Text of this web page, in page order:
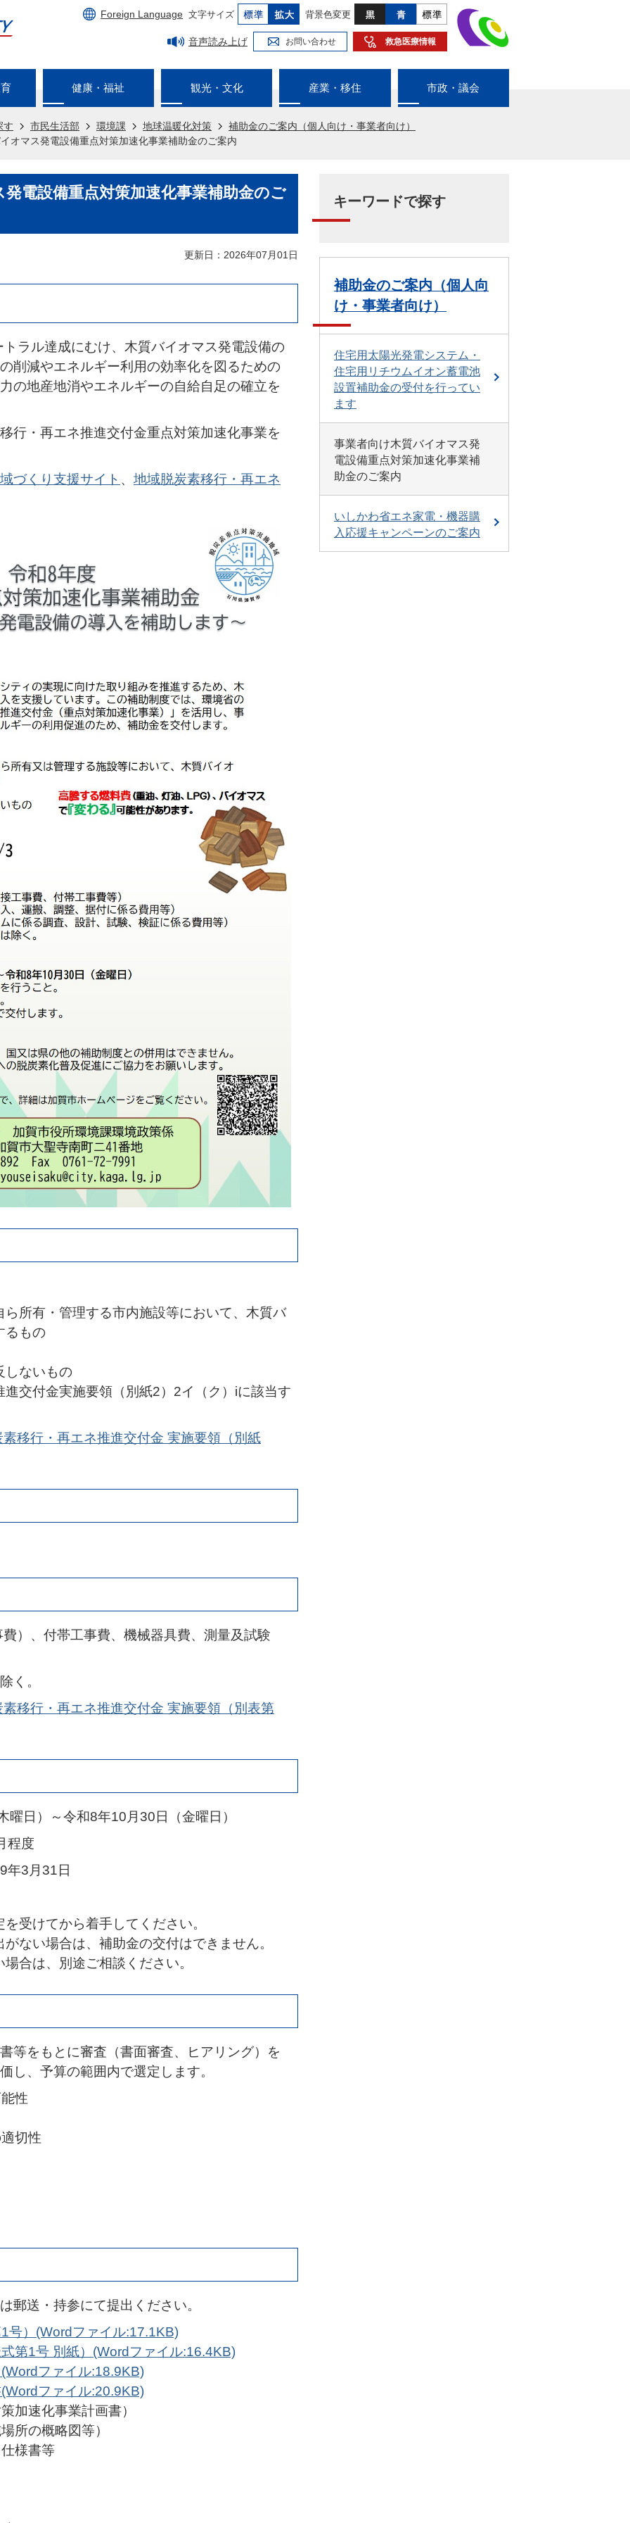
Foreign Language 文字サイズ 背景色変更
音声読み上げ お問い合わせ 救急医療情報
健康・福祉 観光・文化 産業・移住 市政・議会
す 市民生活部 環境課 地球温暖化対策
補助金のご案内（個人向け・事業者向け）
オマス発電設備重点対策加速化事業補助金のご案内
電設備重点対策加速化事業補助金のご
更新日：2026年07月01日
ラル達成にむけ、木質バイオマス発電設備の
削減やエネルギー利用の効率化を図るための
の地産地消やエネルギーの自給自足の確立を
行・再エネ推進交付金重点対策加速化事業を
づくり支援サイト 、 地域脱炭素移行・再エネ
所有・管理する市内施設等において、木質バ
るもの
しないもの
交付金実施要領（別紙2）2イ（ク）iに該当す
移行・再エネ推進交付金 実施要領（別紙
）、付帯工事費、機械器具費、測量及試験
く。
移行・再エネ推進交付金 実施要領（別表第
日）～令和8年10月30日（金曜日）
程度
年3月31日
受けてから着手してください。
ない場合は、補助金の交付はできません。
合は、別途ご相談ください。
等をもとに審査（書面審査、ヒアリング）を
し、予算の範囲内で選定します。
性
切性
郵送・持参にて提出ください。
号）(Wordファイル:17.1KB)
第1号 別紙）(Wordファイル:16.4KB)
ファイル:18.9KB)
ファイル:20.9KB)
加速化事業計画書）
所の概略図等）
様書等
キーワードで探す
補助金のご案内（個人向
け・事業者向け）
住宅用太陽光発電システム・
住宅用リチウムイオン蓄電池
設置補助金の受付を行ってい
ます
事業者向け木質バイオマス発
電設備重点対策加速化事業補
助金のご案内
いしかわ省エネ家電・機器購
入応援キャンペーンのご案内